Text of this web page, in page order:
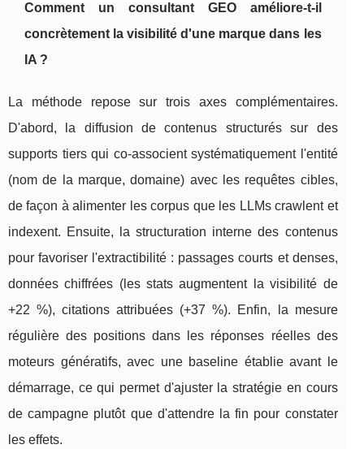
Comment un consultant GEO améliore-t-il
concrètement la visibilité d'une marque dans les
IA ?
La méthode repose sur trois axes complémentaires.
D'abord, la diffusion de contenus structurés sur des
supports tiers qui co-associent systématiquement l'entité
(nom de la marque, domaine) avec les requêtes cibles,
de façon à alimenter les corpus que les LLMs crawlent et
indexent. Ensuite, la structuration interne des contenus
pour favoriser l'extractibilité : passages courts et denses,
données chiffrées (les stats augmentent la visibilité de
+22 %), citations attribuées (+37 %). Enfin, la mesure
régulière des positions dans les réponses réelles des
moteurs génératifs, avec une baseline établie avant le
démarrage, ce qui permet d'ajuster la stratégie en cours
de campagne plutôt que d'attendre la fin pour constater
les effets.